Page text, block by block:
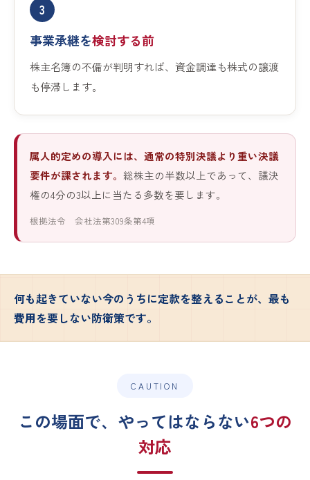
3
事業承継を検討する前
株主名簿の不備が判明すれば、資金調達も株式の譲渡
も停滞します。
属人的定めの導入には、通常の特別決議より重い決議
要件が課されます。 総株主の半数以上であって、議決
権の4分の3以上に当たる多数を要します。
根拠法令 会社法第309条第4項
何も起きていない今のうちに定款を整えることが、最も
費用を要しない防衛策です。
CAUTION
この場面で、やってはならない6つの
対応